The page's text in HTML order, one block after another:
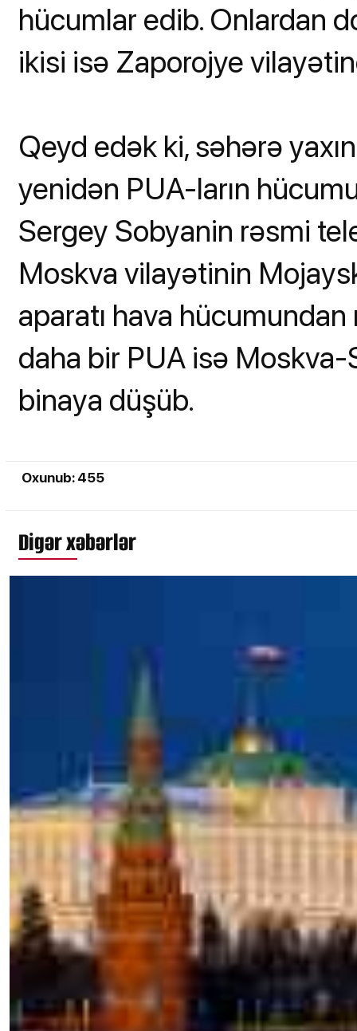
hücumlar edib. Onlardan
ikisi isə Zaporojye
Qeyd edək ki, səhərə
yenidən PUA-ların
Sergey Sobyanin rəsmi
Moskva vilayətinin
aparatı hava
daha bir PUA isə
binaya düşüb.
Oxunub: 455
Digər xəbərlər